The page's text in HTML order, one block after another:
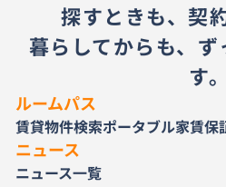
探すときも、契
暮らしてからも、
す。
ルームパス
賃貸物件検索ポータブル家賃保
ニュース
ニュース一覧